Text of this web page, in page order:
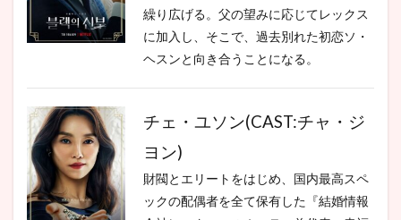
繰り広げる。父の望みに応じてレックス
に加入し、そこで、過去別れた初恋ソ・
ヘスンと向き合うことになる。
チェ・ユソン(CAST:チャ・ジ
ヨン)
財閥とエリートをはじめ、国内最高スペ
ックの配偶者を全て保有した『結婚情報